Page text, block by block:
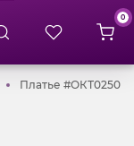
0
Все товары
Платье